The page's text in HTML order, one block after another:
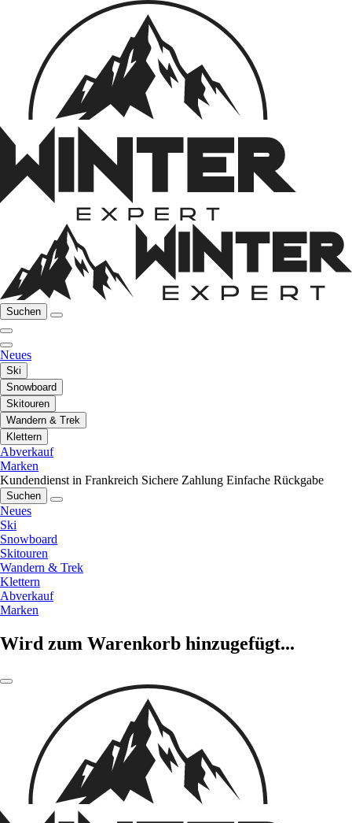
Suchen
Neues
Ski
Snowboard
Skitouren
Wandern & Trek
Klettern
Abverkauf
Marken
Kundendienst in Frankreich Sichere Zahlung Einfache Rückgabe
Suchen
Neues
Ski
Snowboard
Skitouren
Wandern & Trek
Klettern
Abverkauf
Marken
Wird zum Warenkorb hinzugefügt...